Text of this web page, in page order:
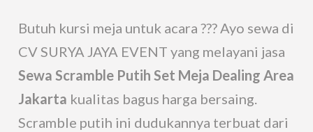
Butuh kursi meja untuk acara ??? Ayo sewa di
CV SURYA JAYA EVENT yang melayani jasa
Sewa Scramble Putih Set Meja Dealing Area
Jakarta kualitas bagus harga bersaing.
Scramble putih ini dudukannya terbuat dari